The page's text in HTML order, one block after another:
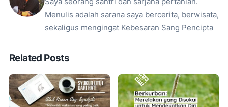
Menulis adalah sarana saya bercerita, berwisata,
sekaligus mengingat Kebesaran Sang Pencipta
Related Posts